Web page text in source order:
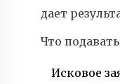
дает
Что
Исковое